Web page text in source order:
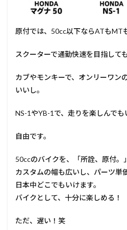
原付では、50cc以下ならATもMT
スクーターで通勤快速を目指して
カブやモンキーで、オンリーワン
いいし。
NS-1やYB-1で、走りを楽しんでも
自由です。
50ccのバイクを、「所詮、原付。
カスタムの幅も広いし、パーツ単
日本中どこでもいけます。
バイクとして、十分に楽しめる！
ただ、遅い！笑